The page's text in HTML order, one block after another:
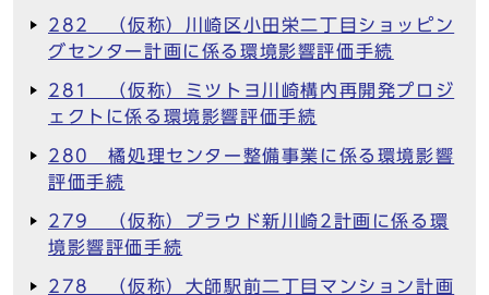
282 （仮称）川崎区小田栄二丁目ショッピン
グセンター計画に係る環境影響評価手続
281 （仮称）ミツトヨ川崎構内再開発プロジ
ェクトに係る環境影響評価手続
280 橘処理センター整備事業に係る環境影響
評価手続
279 （仮称）プラウド新川崎2計画に係る環
境影響評価手続
278 （仮称）大師駅前二丁目マンション計画